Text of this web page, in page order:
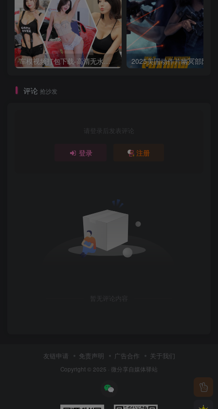
车模视频打包下载-高清无水印版
评论 抢沙发
请登录后发表评论
登录 注册
暂无评论内容
友链申请 免责声明 广告合作 关于我们
Copyright © 2025 · 微分享自媒体驿站